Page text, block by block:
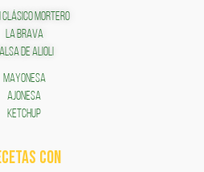
CLÁSICO MORTERO
LA BRAVA
DE ALIOLI
MAYONESA
AJONESA
KETCHUP
COn